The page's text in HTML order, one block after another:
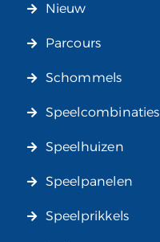
Nieuw
Parcours
Schommels
Speelcombinaties
Speelhuizen
Speelpanelen
Speelprikkels